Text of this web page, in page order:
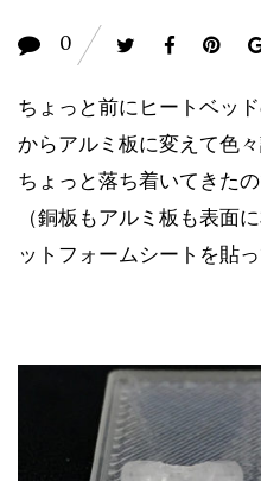
0
ちょっと前にヒートベッ
からアルミ板に変えて色
ちょっと落ち着いてきた
（銅板もアルミ板も表面
ットフォームシートを貼